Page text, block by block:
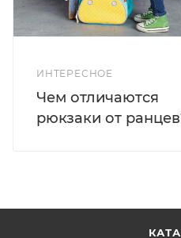
ИНТЕРЕСНОЕ
Чем отличаются
рюкзаки от